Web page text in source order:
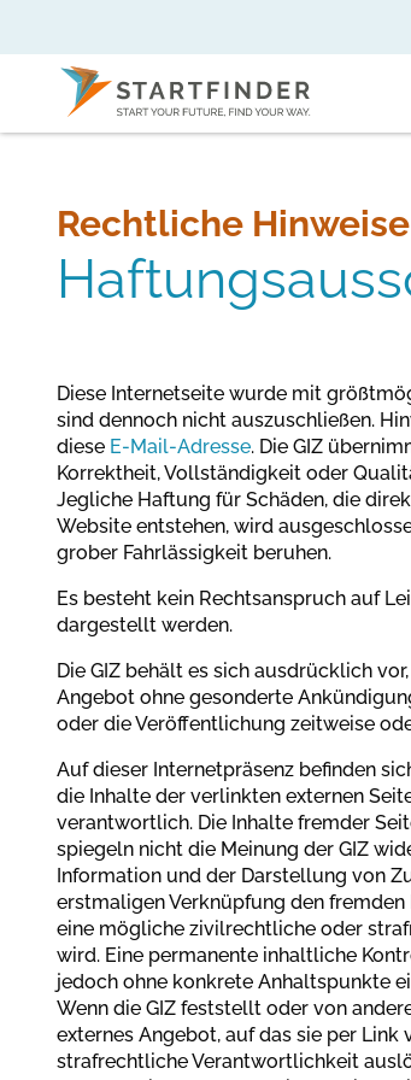
Rechtliche Hinweise
Diese Internetseite wurde mit
sind dennoch nicht auszuschließen.
diese E-Mail-Adresse. Die GIZ
Korrektheit, Vollständigkeit oder
Jegliche Haftung für Schäden, die
Website entstehen, wird
grober Fahrlässigkeit beruhen.
Es besteht kein Rechtsanspruch auf
dargestellt werden.
Die GIZ behält es sich ausdrücklich
Angebot ohne gesonderte
oder die Veröffentlichung zeitweise
Auf dieser Internetpräsenz befinden
die Inhalte der verlinkten externen
verantwortlich. Die Inhalte fremder
spiegeln nicht die Meinung der GIZ
Information und der Darstellung von
erstmaligen Verknüpfung den
eine mögliche zivilrechtliche oder
wird. Eine permanente inhaltliche
jedoch ohne konkrete Anhaltspunkte
Wenn die GIZ feststellt oder von
externes Angebot, auf das sie per
strafrechtliche Verantwortlichkeit